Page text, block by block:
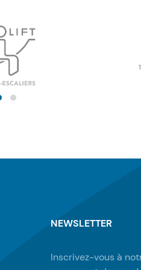
NEWSLETTER
Inscrivez-vous à